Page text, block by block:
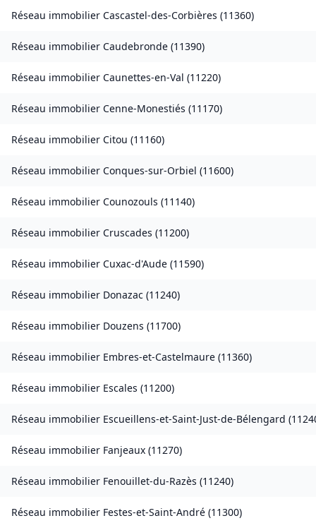
Réseau immobilier Cascastel-des-Corbières (11360)
Réseau immobilier Caudebronde (11390)
Réseau immobilier Caunettes-en-Val (11220)
Réseau immobilier Cenne-Monestiés (11170)
Réseau immobilier Citou (11160)
Réseau immobilier Conques-sur-Orbiel (11600)
Réseau immobilier Counozouls (11140)
Réseau immobilier Cruscades (11200)
Réseau immobilier Cuxac-d'Aude (11590)
Réseau immobilier Donazac (11240)
Réseau immobilier Douzens (11700)
Réseau immobilier Embres-et-Castelmaure (11360)
Réseau immobilier Escales (11200)
Réseau immobilier Escueillens-et-Saint-Just-de-Bélengard (
Réseau immobilier Fanjeaux (11270)
Réseau immobilier Fenouillet-du-Razès (11240)
Réseau immobilier Festes-et-Saint-André (11300)